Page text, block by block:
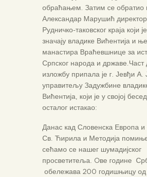
обраћањем. Затим се обратио
Александар Марушић
Рудничко-таковског краја који
значају владике Вићентија и
манастира Враћевшнице за
Српског народа и државе.Част
изложбу припала је г. Јевђи А.
управитељу Задужбине
Вићентија, који је у својој
осталог истакао:
Данас кад Словенска Европа и
Св. Ћирила и Методија
сећамо се нашег шумадијског
просветитеља. Oве године
обележава 200 годишњицу